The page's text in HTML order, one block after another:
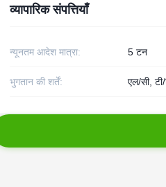
व्यापारिक संपत्तियाँ
न्यूनतम आदेश मात्रा: 5 टन
भुगतान की शर्तें: एल/सी, टी/